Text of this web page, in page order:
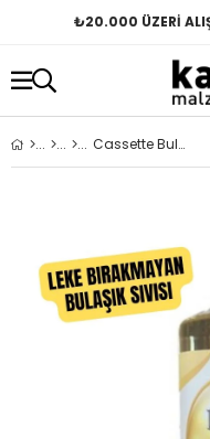
₺20.000 ÜZERİ
Cassette Bulaşık Deterjanı Hızlı ve Lekesiz Kuruma - Vegan